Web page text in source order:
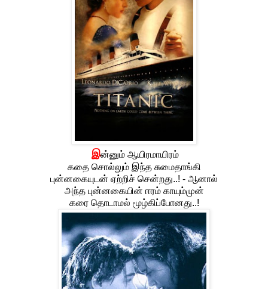
இன்னும் ஆயிரமாயிரம்
கதை சொல்லும் இந்த சுமைதாங்கி
புன்னகையுடன் ஏற்றிச் சென்றது..! - ஆனால்
அந்த புன்னகையின் ஈரம் காயும்முன்
கரை தொடாமல் மூழ்கிப்போனது..!